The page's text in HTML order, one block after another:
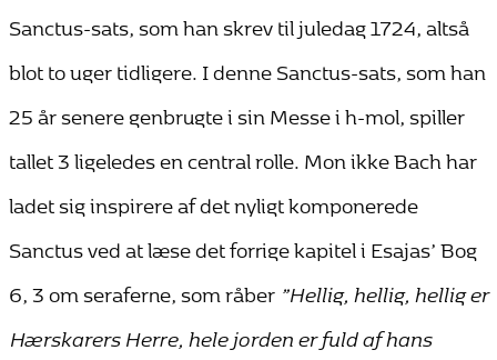
Sanctus-sats, som han skrev til juledag 1724, altså
blot to uger tidligere. I denne Sanctus-sats, som han
25 år senere genbrugte i sin Messe i h-mol, spiller
tallet 3 ligeledes en central rolle. Mon ikke Bach har
ladet sig inspirere af det nyligt komponerede
Sanctus ved at læse det forrige kapitel i Esajas’ Bog
6, 3 om seraferne, som råber ”Hellig, hellig, hellig er
Hærskarers Herre, hele jorden er fuld af hans